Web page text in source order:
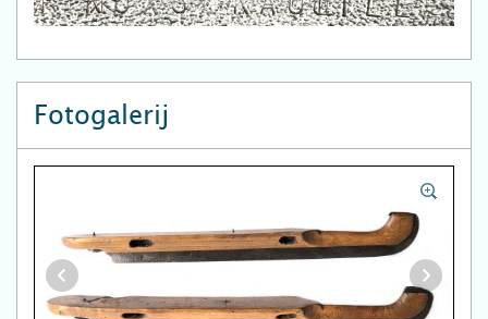
Fotogalerij